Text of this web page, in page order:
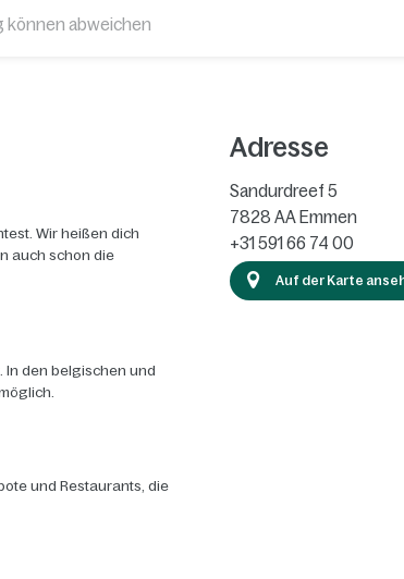
können abweichen
Wir heißen dich
auch schon die
In den belgischen und
und Restaurants, die
Adresse
Sandurdreef 5
7828 AA Emmen
+31 591 66 74 00
Auf der Karte